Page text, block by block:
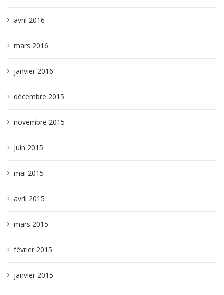
avril 2016
mars 2016
janvier 2016
décembre 2015
novembre 2015
juin 2015
mai 2015
avril 2015
mars 2015
février 2015
janvier 2015